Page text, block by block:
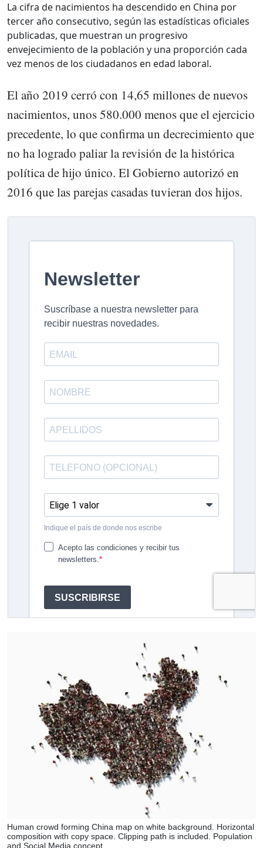
La cifra de nacimientos ha descendido en China por
tercer año consecutivo, según las estadísticas oficiales
publicadas, que muestran un progresivo
envejecimiento de la población y una proporción cada
vez menos de los ciudadanos en edad laboral.
El año 2019 cerró con 14,65 millones de nuevos
nacimientos, unos 580.000 menos que el ejercicio
precedente, lo que confirma un decrecimiento que
no ha logrado paliar la revisión de la histórica
política de hijo único. El Gobierno autorizó en
2016 que las parejas casadas tuvieran dos hijos.
Human crowd forming China map on white background. Horizontal
composition with copy space. Clipping path is included. Population
and Social Media concept.